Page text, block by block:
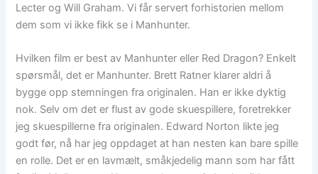
Lecter og Will Graham. Vi får servert forhistorien mellom
dem som vi ikke fikk se i Manhunter.
Hvilken film er best av Manhunter eller Red Dragon? Enkelt
spørsmål, det er Manhunter. Brett Ratner klarer aldri å
bygge opp stemningen fra originalen. Han er ikke dyktig
nok. Selv om det er flust av gode skuespillere, foretrekker
jeg skuespillerne fra originalen. Edward Norton likte jeg
godt før, nå har jeg oppdaget at han nesten kan bare spille
en rolle. Det er en lavmælt, småkjedelig mann som har fått